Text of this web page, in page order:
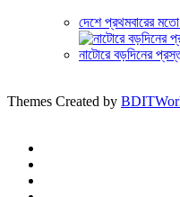
দেশে প্রথমবারের
নাটোরে বড়দিনের
Themes Created by